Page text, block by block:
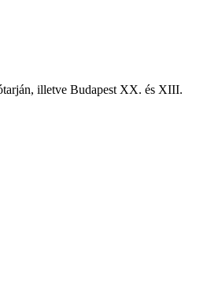
illetve Budapest XX. és XIII.